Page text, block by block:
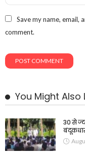
Save my name, email,
comment.
You Might Also
30 से